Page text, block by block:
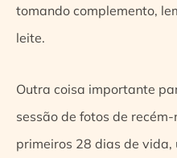
tomando complemento,
leite.
Outra coisa importante
sessão de fotos de
primeiros 28 dias de vida,